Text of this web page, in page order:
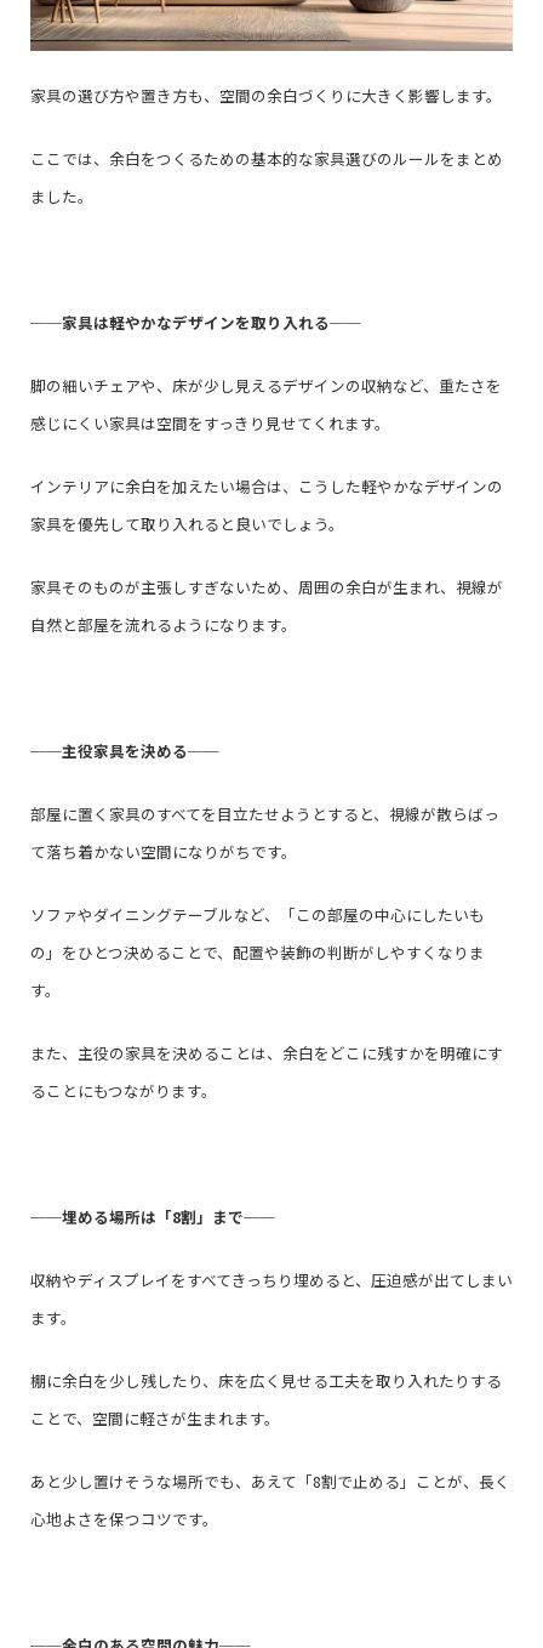
家具の選び方や置き方も、空間の余白づくりに大きく影響します。
ここでは、余白をつくるための基本的な家具選びのルールをまとめ
ました。
──家具は軽やかなデザインを取り入れる──
脚の細いチェアや、床が少し見えるデザインの収納など、重たさを
感じにくい家具は空間をすっきり見せてくれます。
インテリアに余白を加えたい場合は、こうした軽やかなデザインの
家具を優先して取り入れると良いでしょう。
家具そのものが主張しすぎないため、周囲の余白が生まれ、視線が
自然と部屋を流れるようになります。
──主役家具を決める──
部屋に置く家具のすべてを目立たせようとすると、視線が散らばっ
て落ち着かない空間になりがちです。
ソファやダイニングテーブルなど、「この部屋の中心にしたいも
の」をひとつ決めることで、配置や装飾の判断がしやすくなりま
す。
また、主役の家具を決めることは、余白をどこに残すかを明確にす
ることにもつながります。
──埋める場所は「8割」まで──
収納やディスプレイをすべてきっちり埋めると、圧迫感が出てしまい
ます。
棚に余白を少し残したり、床を広く見せる工夫を取り入れたりする
ことで、空間に軽さが生まれます。
あと少し置けそうな場所でも、あえて「8割で止める」ことが、長く
心地よさを保つコツです。